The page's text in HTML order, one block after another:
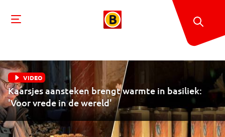
VIDEO
Kaarsjes aansteken brengt warmte in basiliek:
'Voor vrede in de wereld'